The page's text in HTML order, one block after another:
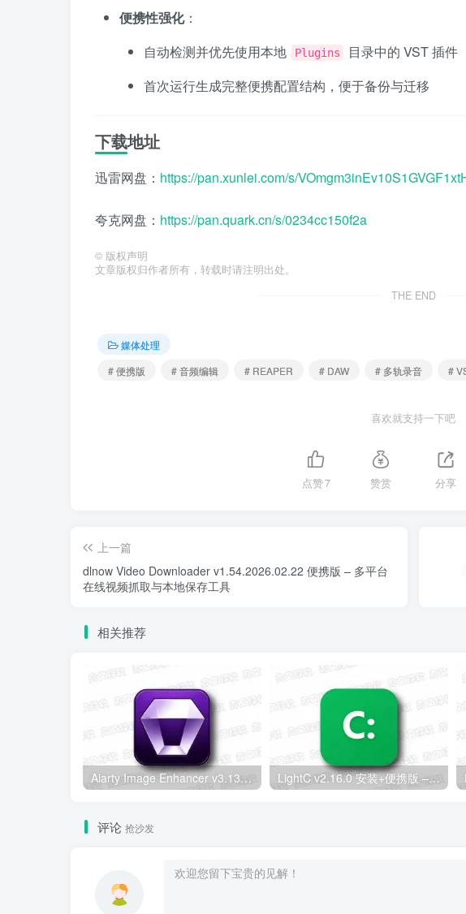
便携性强化：
自动检测并优先使用本地
Plugins
目录中的 VST 插件
首次运行生成完整便携配置结构，便于备份与迁移
下载地址
迅雷网盘： https://pan.xunlei.com/s/
夸克网盘： https://pan.quark.cn/s/0234cc150f2a
© 版权声明
文章版权归作者所有，转载时请注明出处。
THE END
媒体处理
# 便携版
# 音频编辑 # REAPER # DAW # 多轨录音 #
喜欢就支持一下吧
点赞7 赞赏 分享
上一篇
dlnow Video Downloader v1.54.2026.02.22 便携版 – 多平台
在线视频抓取与本地保存工具
相关推荐
Aiarty Image Enhancer v3.13 便携版 – AI智能图像增强工具 LightC v2.16.0 安装+便携版 – C盘清理工具
评论 抢沙发